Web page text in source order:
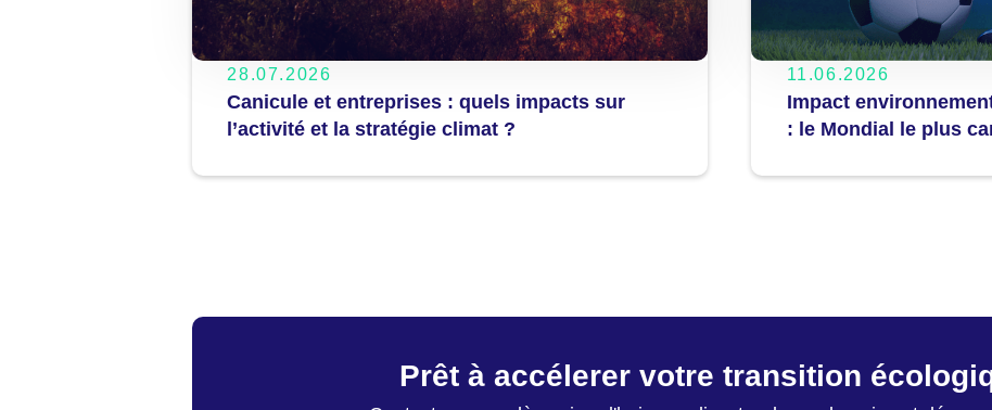
28.07.2026
Canicule et entreprises : quels impacts sur
l’activité et la stratégie climat ?
11.06.2026
Impact
: le Mondial le plus
Prêt à accélerer votre transition